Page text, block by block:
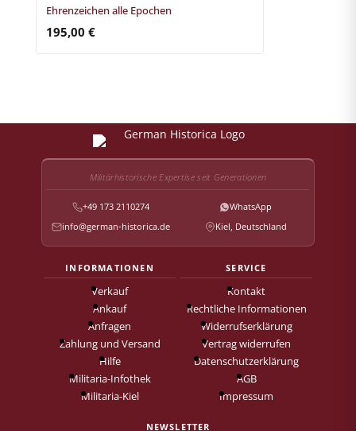
Ehrenzeichen alle Epochen
195,00 €
Militärhistorische Expertise seit Generationen
+49 173 2110274
WhatsApp
info@german-historica.de
Kiel, Deutschland
INFORMATIONEN
Verkauf
Ankauf
Anfragen
Zahlung und Versand
Hilfe
Militaria-Infothek
Militaria-Kiel
SERVICE
Kontakt
Rechtliche Informationen
Widerrufserklärung
Vertrag widerrufen
Datenschutzerklärung
AGB
Impressum
NEWSLETTER